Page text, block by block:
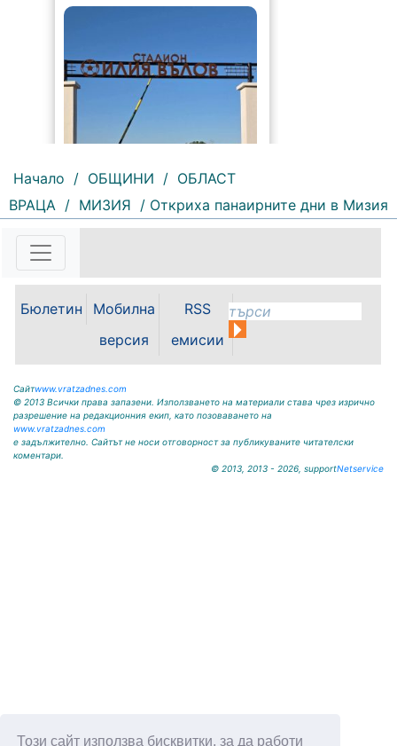
Този сайт използва бисквитки, за да работи
155 | 2026-08-06 09:55:43
юношеските отбори на "Мизия" /
бъде открит градския стадион в
Кнежа. Спортното съоръжение
носи името на легендарния
Начало / ОБЩИНИ / ОБЛАСТ
ВРАЦА / МИЗИЯ / Откриха панаирните дни в Мизия
Бюлетин
Мобилна
версия
RSS
емисии
Сайтwww.vratzadnes.com
© 2013 Всички права запазени. Използването на материали става чрез изрично
разрешение на редакционния екип, като позоваването на
www.vratzadnes.com
е задължително. Сайтът не носи отговорност за публикуваните читателски
коментари.
© 2013, 2013 - 2026, supportNetservice